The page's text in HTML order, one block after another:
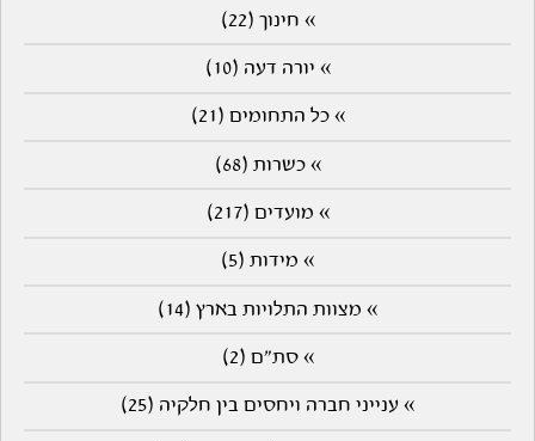
» חינוך (22)
» יורה דעה (10)
» כל התחומים (21)
» כשרות (68)
» מועדים (217)
» מידות (5)
» מצוות התלויות בארץ (14)
» סת"ם (2)
» ענייני חברה ויחסים בין חלקיה (25)